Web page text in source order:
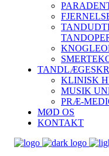
KLINISK
MUSIK
PRÆ-
MØD OS
KONTAKT